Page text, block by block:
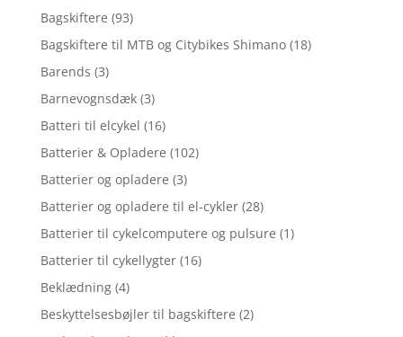
Bagskiftere (93)
Bagskiftere til MTB og Citybikes Shimano (18)
Barends (3)
Barnevognsdæk (3)
Batteri til elcykel (16)
Batterier & Opladere (102)
Batterier og opladere (3)
Batterier og opladere til el-cykler (28)
Batterier til cykelcomputere og pulsure (1)
Batterier til cykellygter (16)
Beklædning (4)
Beskyttelsesbøjler til bagskiftere (2)